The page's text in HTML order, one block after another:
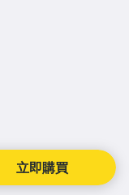
立即購買